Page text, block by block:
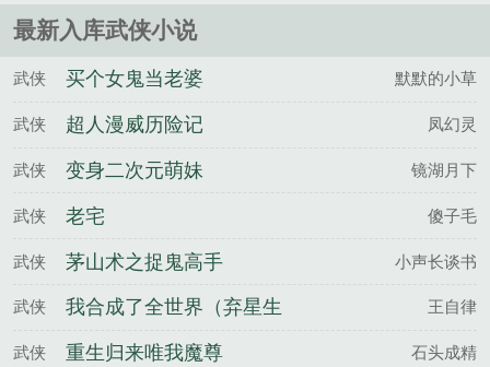
最新入库武侠小说
武侠 买个女鬼当老婆 默默的小草
武侠 超人漫威历险记 凤幻灵
武侠 变身二次元萌妹 镜湖月下
武侠 老宅 傻子毛
武侠 茅山术之捉鬼高手 小声长谈书
武侠
我合成了全世界（弃星生
存：相同垃圾合成全新装
王自律
武侠 重生归来唯我魔尊 石头成精